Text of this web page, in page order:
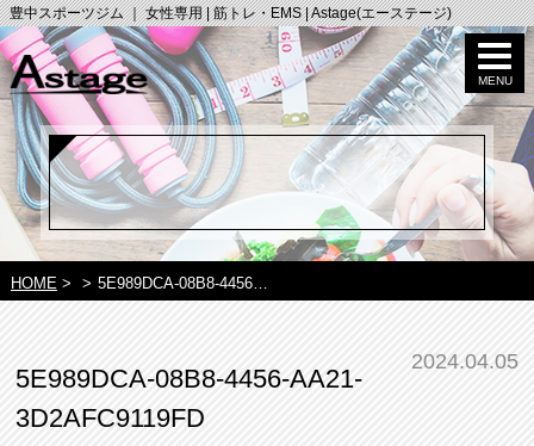
豊中スポーツジム ｜ 女性専用 | 筋トレ・EMS | Astage(エーステージ)
HOME> > 5E989DCA-08B8-4456…
2024.04.05
5E989DCA-08B8-4456-AA21-
3D2AFC9119FD